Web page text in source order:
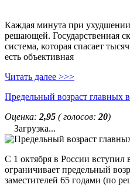
Каждая минута при ухудшении
решающей. Государственная
система, которая спасает
есть объективная
Читать далее >>>
Предельный возраст главных
Оценка: 2,95 ( голосов: 20)
Загрузка...
С 1 октября в России вступил
ограничивает предельный
заместителей 65 годами (по